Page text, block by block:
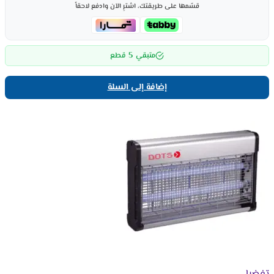
قسّمها على طريقتك، اشترِ الآن وادفع لاحقاً
متبقي 5 قطع
إضافة إلى السلة